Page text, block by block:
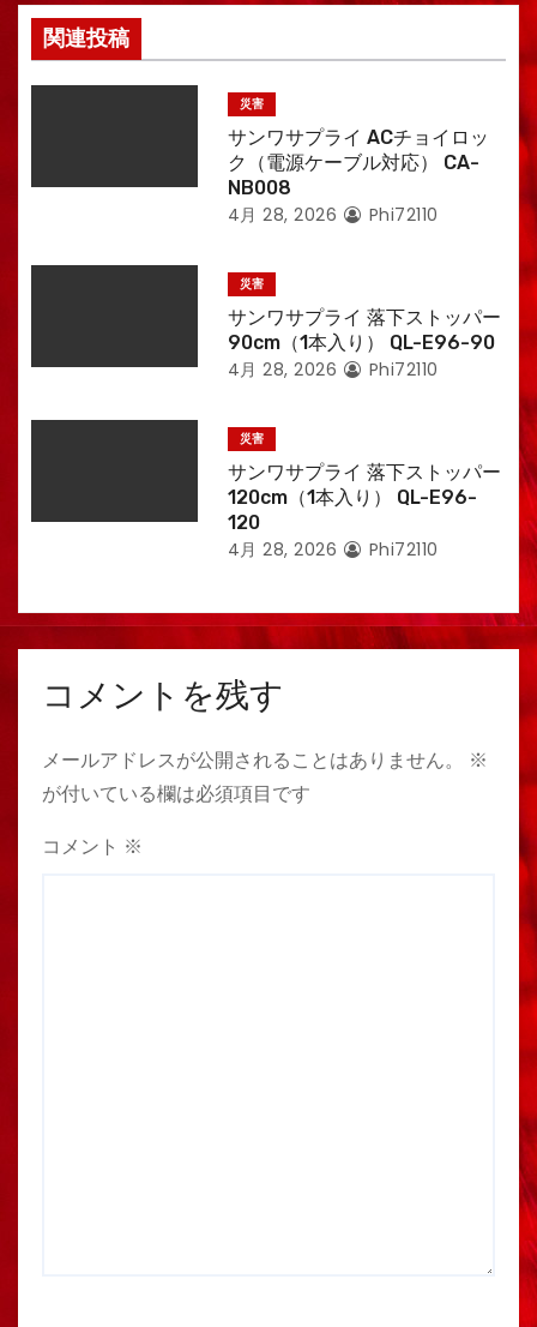
関連投稿
災害
サンワサプライ ACチョイロッ
ク（電源ケーブル対応） CA-
NB008
4月 28, 2026 Phi72110
災害
サンワサプライ 落下ストッパー
90cm（1本入り） QL-E96-90
4月 28, 2026 Phi72110
災害
サンワサプライ 落下ストッパー
120cm（1本入り） QL-E96-
120
4月 28, 2026 Phi72110
コメントを残す
メールアドレスが公開されることはありません。
※
が付いている欄は必須項目です
コメント ※